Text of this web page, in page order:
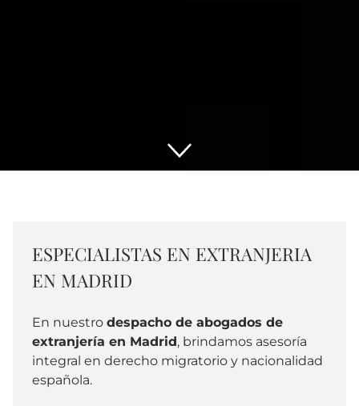
ESPECIALISTAS EN EXTRANJERIA
EN MADRID
En nuestro despacho de abogados de
extranjería en Madrid, brindamos asesoría
integral en derecho migratorio y nacionalidad
española.